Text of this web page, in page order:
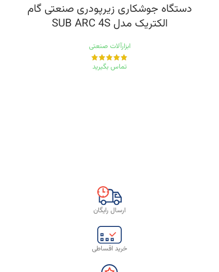
دستگاه جوشکاری زیرپودری صنعتی گام
الکتریک مدل SUB ARC 4S
ابزارآلات صنعتی
تماس بگیرید
ارسال رایگان
خرید اقساطی